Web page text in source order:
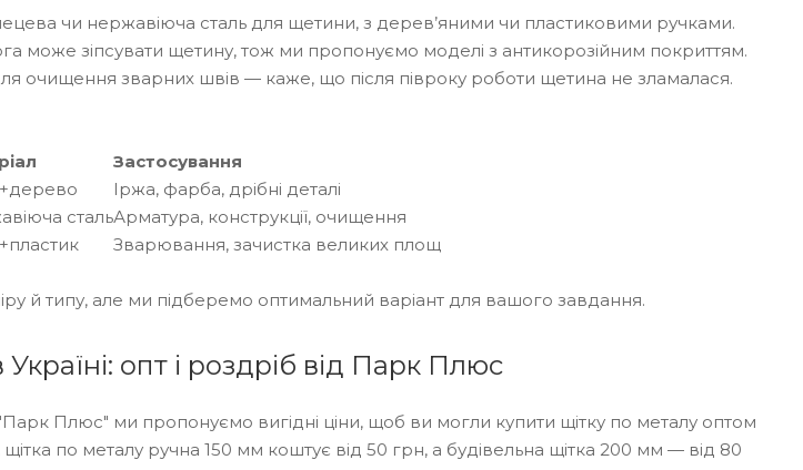
чи нержавіюча сталь для щетини, з дерев’яними чи пластиковими ручками.
може зіпсувати щетину, тож ми пропонуємо моделі з антикорозійним покриттям.
очищення зварних швів — каже, що після півроку роботи щетина не зламалася.
Застосування
Іржа, фарба, дрібні деталі
стальАрматура, конструкції, очищення
Зварювання, зачистка великих площ
й типу, але ми підберемо оптимальний варіант для вашого завдання.
опт і роздріб від Парк Плюс
"Парк Плюс" ми пропонуємо вигідні ціни, щоб ви могли купити щітку по металу оптом
по металу ручна 150 мм коштує від 50 грн, а будівельна щітка 200 мм — від 80